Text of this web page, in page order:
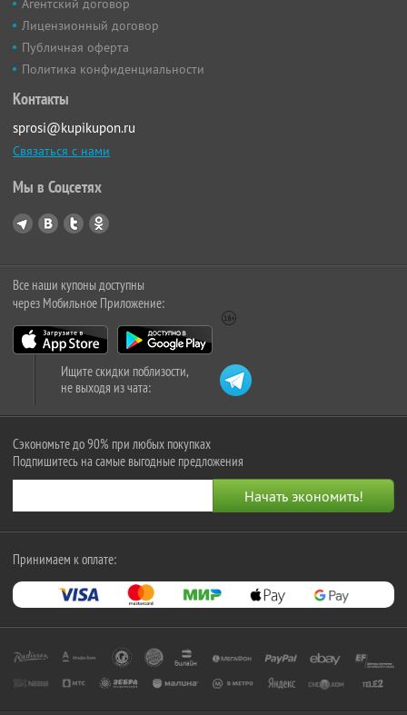
Агентский договор
Лицензионный договор
Публичная оферта
Политика конфиденциальности
Контакты
sprosi@kupikupon.ru
Связаться с нами
Мы в Соцсетях
Все наши купоны доступны
через Мобильное Приложение:
Ищите скидки поблизости,
не выходя из чата:
Сэкономьте до 90% при любых покупках
Подпишитесь на самые выгодные предложения
Принимаем к оплате: